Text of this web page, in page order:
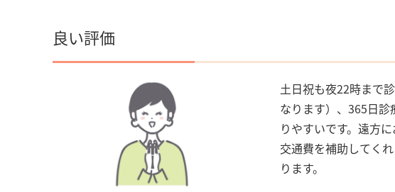
良い評価
土日祝も夜22時まで
なります）、365日
りやすいです。遠方
交通費を補助してく
ります。